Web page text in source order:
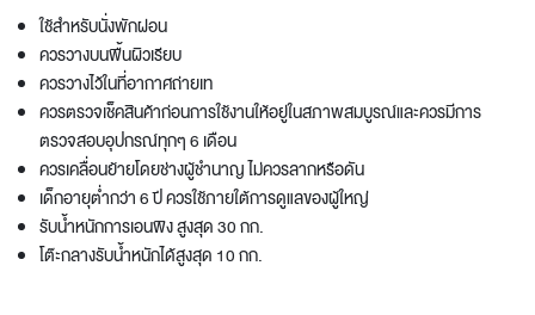
ใช้สำหรับนั่งพักผ่อน
ควรวางบนพื้นผิวเรียบ
ควรวางไว้ในที่อากาศถ่ายเท
ควรตรวจเช็คสินค้าก่อนการใช้งานให้อยู่ในสภาพสมบูรณ์และควรมีการ
ตรวจสอบอุปกรณ์ทุกๆ 6 เดือน
ควรเคลื่อนย้ายโดยช่างผู้ชำนาญ ไม่ควรลากหรือดัน
เด็กอายุต่ำกว่า 6 ปี ควรใช้ภายใต้การดูแลของผู้ใหญ่
รับน้ำหนักการเอนพิง สูงสุด 30 กก.
โต๊ะกลางรับน้ำหนักได้สูงสุด 10 กก.